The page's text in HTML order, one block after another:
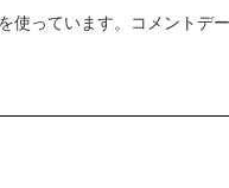
使っています。 コメントデ